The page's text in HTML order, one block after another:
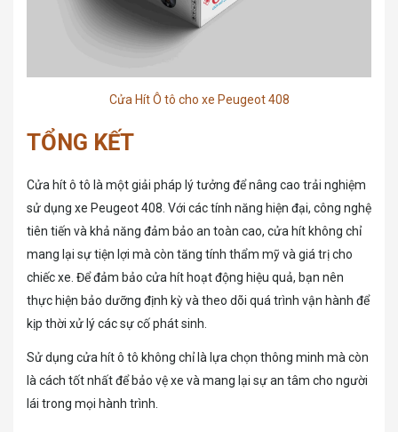
Cửa Hít Ô tô cho xe Peugeot 408
TỔNG KẾT
Cửa hít ô tô là một giải pháp lý tưởng để nâng cao trải nghiệm
sử dụng xe Peugeot 408. Với các tính năng hiện đại, công nghệ
tiên tiến và khả năng đảm bảo an toàn cao, cửa hít không chỉ
mang lại sự tiện lợi mà còn tăng tính thẩm mỹ và giá trị cho
chiếc xe. Để đảm bảo cửa hít hoạt động hiệu quả, bạn nên
thực hiện bảo dưỡng định kỳ và theo dõi quá trình vận hành để
kịp thời xử lý các sự cố phát sinh.
Sử dụng cửa hít ô tô không chỉ là lựa chọn thông minh mà còn
là cách tốt nhất để bảo vệ xe và mang lại sự an tâm cho người
lái trong mọi hành trình.